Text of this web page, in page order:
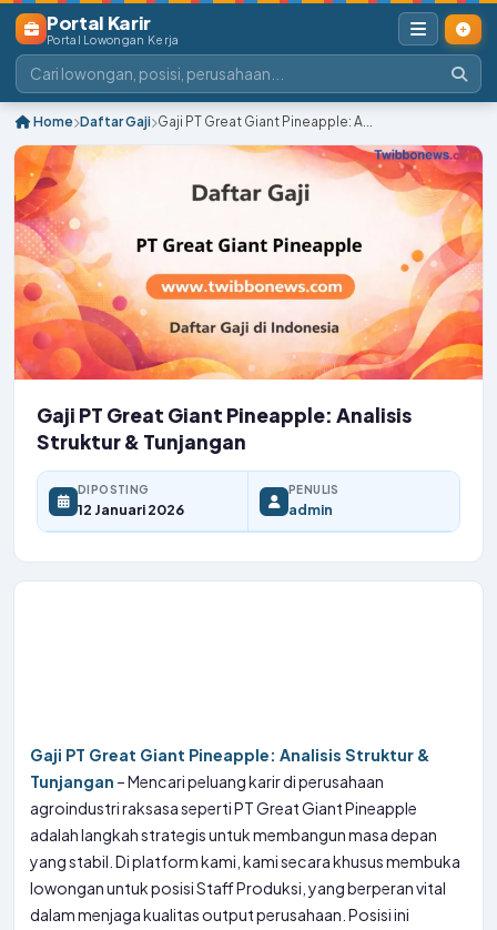
Portal Karir
Portal Lowongan Kerja
Home Daftar Gaji Gaji PT Great Giant Pineapple: A...
Gaji PT Great Giant Pineapple: Analisis
Struktur & Tunjangan
DIPOSTING
12 Januari 2026
PENULIS
admin
Gaji PT Great Giant Pineapple: Analisis Struktur &
Tunjangan – Mencari peluang karir di perusahaan
agroindustri raksasa seperti PT Great Giant Pineapple
adalah langkah strategis untuk membangun masa depan
yang stabil. Di platform kami, kami secara khusus membuka
lowongan untuk posisi Staff Produksi, yang berperan vital
dalam menjaga kualitas output perusahaan. Posisi ini